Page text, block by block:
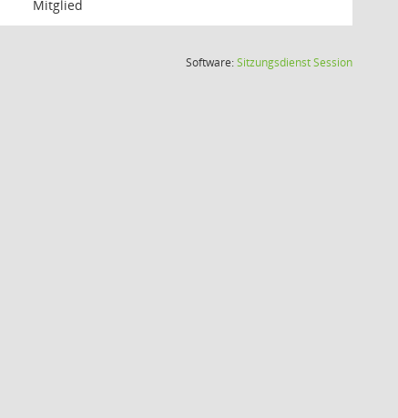
Mitglied
Software:SitzungsdienstSession(Wird in